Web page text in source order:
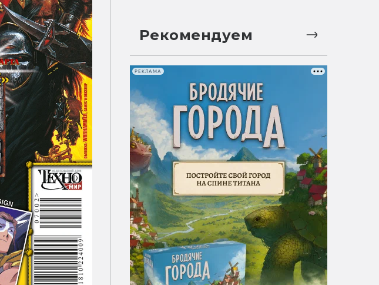
Рекомендуем
РЕКЛАМА